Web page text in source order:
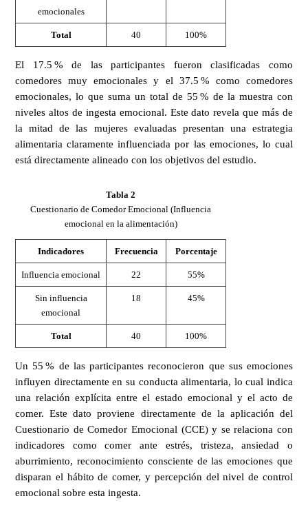
emocionales
Total 40 100%
El 17.5 % de las participantes fueron clasificadas como
comedores muy emocionales y el 37.5 % como comedores
emocionales, lo que suma un total de 55 % de la muestra con
niveles altos de ingesta emocional. Este dato revela que más de
la mitad de las mujeres evaluadas presentan una estrategia
alimentaria claramente influenciada por las emociones, lo cual
está directamente alineado con los objetivos del estudio.
Tabla 2
Cuestionario de Comedor Emocional (Influencia
emocional en la alimentación)
Indicadores Frecuencia Porcentaje
Influencia emocional 22 55%
Sin influencia
emocional
18 45%
Total 40 100%
Un 55 % de las participantes reconocieron que sus emociones
influyen directamente en su conducta alimentaria, lo cual indica
una relación explícita entre el estado emocional y el acto de
comer. Este dato proviene directamente de la aplicación del
Cuestionario de Comedor Emocional (CCE) y se relaciona con
indicadores como comer ante estrés, tristeza, ansiedad o
aburrimiento, reconocimiento consciente de las emociones que
disparan el hábito de comer, y percepción del nivel de control
emocional sobre esta ingesta.